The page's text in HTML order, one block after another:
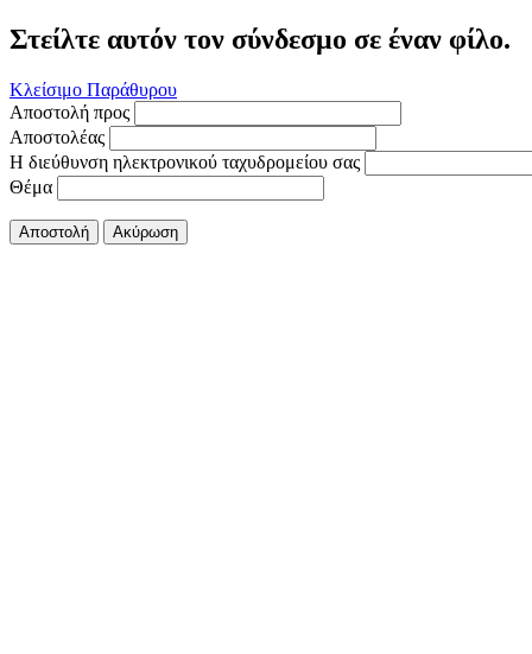
Στείλτε αυτόν τον σύνδεσμο σε έναν φίλο.
Κλείσιμο Παράθυρου
Αποστολή προς
Αποστολέας
Η διεύθυνση ηλεκτρονικού ταχυδρομείου σας
Θέμα
Αποστολή Ακύρωση